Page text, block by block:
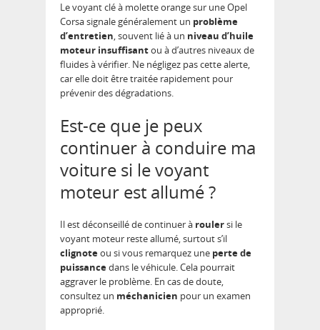
Le voyant clé à molette orange sur une Opel
Corsa signale généralement un problème
d’entretien, souvent lié à un niveau d’huile
moteur insuffisantou à d’autres niveaux de
fluides à vérifier. Ne négligez pas cette alerte,
car elle doit être traitée rapidement pour
prévenir des dégradations.
Est-ce que je peux
continuer à conduire ma
voiture si le voyant
moteur est allumé ?
Il est déconseillé de continuer à roulersi le
voyant moteur reste allumé, surtout s’il
clignoteou si vous remarquez une perte de
puissancedans le véhicule. Cela pourrait
aggraver le problème. En cas de doute,
consultez un méchanicien pour un examen
approprié.